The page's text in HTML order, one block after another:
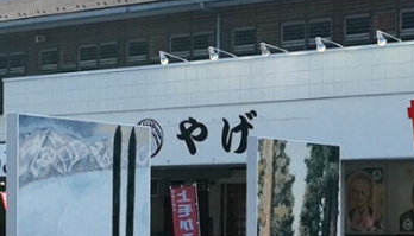
かるた館について
館長の思い
上毛かるたとは
「あ」 浅間のいたずら 鬼の押し出し